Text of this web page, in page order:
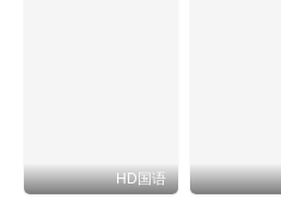
HD国语